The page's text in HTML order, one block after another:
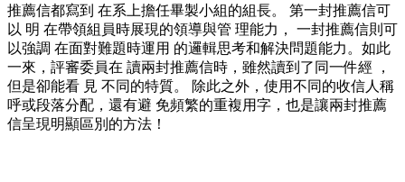
推薦信都寫到 在系上擔任畢製小組的組長。 第一封推薦信可
以 明 在帶領組員時展現的領導與管 理能力， 一封推薦信則可
以強調 在面對難題時運用 的邏輯思考和解決問題能力。如此
一來，評審委員在 讀兩封推薦信時，雖然讀到了同一件經 ，
但是卻能看 見 不同的特質。 除此之外，使用不同的收信人稱
呼或段落分配，還有避 免頻繁的重複用字，也是讓兩封推薦
信呈現明顯區別的方法！